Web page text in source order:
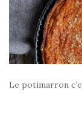
Le potimarron